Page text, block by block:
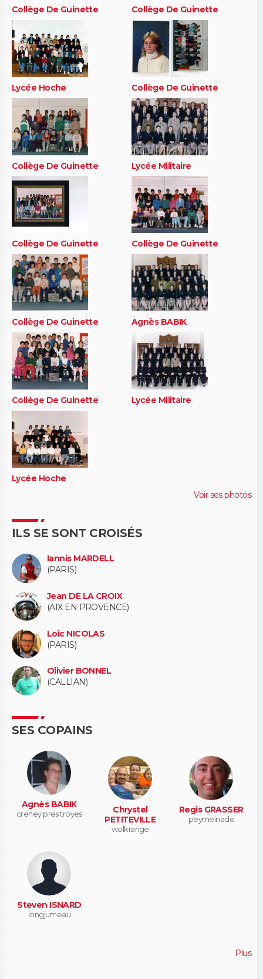
Collège De Guinette Collège De Guinette
Lycée Hoche Collège De Guinette
Collège De Guinette Lycée Militaire
Collège De Guinette Collège De Guinette
Collège De Guinette Agnès BABIK
Collège De Guinette Lycée Militaire
Lycée Hoche
Voir ses photos
ILS SE SONT CROISÉS
Iannis MARDELL
(PARIS)
Jean DE LA CROIX
(AIX EN PROVENCE)
Loic NICOLAS
(PARIS)
Olivier BONNEL
(CALLIAN)
SES COPAINS
Agnès BABIK
creney pres troyes
Chrystel
PETITEVILLE
wolkrange
Regis GRASSER
peymeinade
Steven ISNARD
longjumeau
Plus